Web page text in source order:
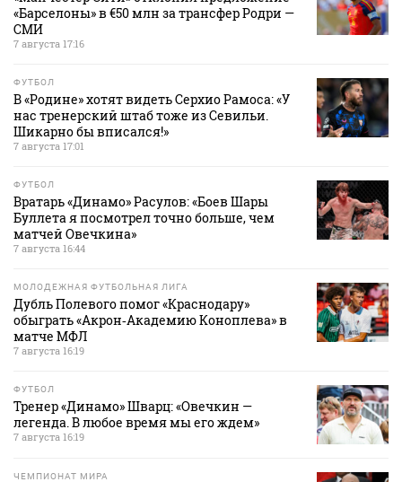
«Барселоны» в €50 млн за трансфер Родри —
СМИ
7 августа 17:16
ФУТБОЛ
В «Родине» хотят видеть Серхио Рамоса: «У
нас тренерский штаб тоже из Севильи.
Шикарно бы вписался!»
7 августа 17:01
ФУТБОЛ
Вратарь «Динамо» Расулов: «Боев Шары
Буллета я посмотрел точно больше, чем
матчей Овечкина»
7 августа 16:44
МОЛОДЕЖНАЯ ФУТБОЛЬНАЯ ЛИГА
Дубль Полевого помог «Краснодару»
обыграть «Акрон‑Академию Коноплева» в
матче МФЛ
7 августа 16:19
ФУТБОЛ
Тренер «Динамо» Шварц: «Овечкин —
легенда. В любое время мы его ждем»
7 августа 16:19
ЧЕМПИОНАТ МИРА